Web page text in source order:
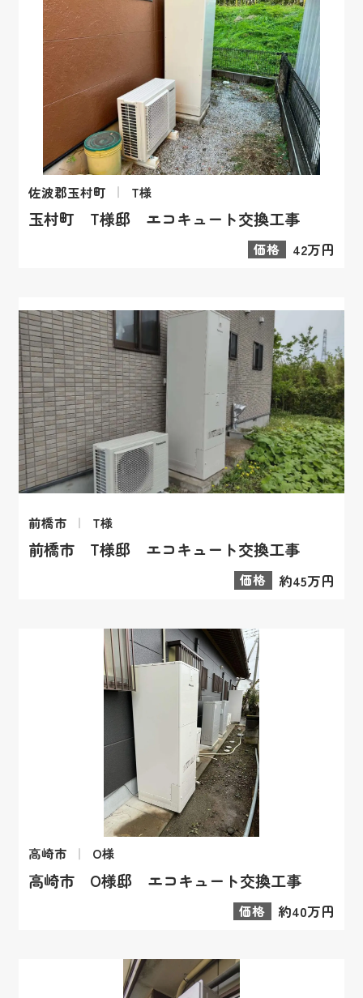
佐波郡玉村町 T様
玉村町 T様邸 エコキュート交換工事
価格 42万円
前橋市 T様
前橋市 T様邸 エコキュート交換工事
価格 約45万円
高崎市 O様
高崎市 O様邸 エコキュート交換工事
価格 約40万円